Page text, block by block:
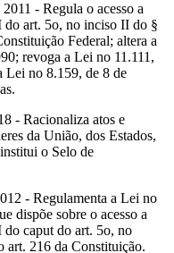
- Regula o acesso a
art. 5o, no inciso II do §
Federal; altera a
revoga a Lei no 11.111,
Lei no 8.159, de 8 de
- Racionaliza atos e
da União, dos Estados,
o Selo de
- Regulamenta a Lei no
dispõe sobre o acesso a
caput do art. 5o, no
art. 216 da Constituição.